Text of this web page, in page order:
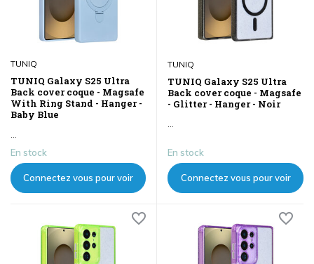
TUNIQ
TUNIQ Galaxy S25 Ultra
Back cover coque - Magsafe
With Ring Stand - Hanger -
Baby Blue
...
En stock
Connectez vous pour voir
TUNIQ
TUNIQ Galaxy S25 Ultra
Back cover coque - Magsafe
- Glitter - Hanger - Noir
...
En stock
Connectez vous pour voir